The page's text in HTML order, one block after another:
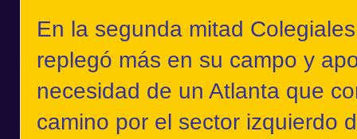
En la segunda mitad
replegó más en su campo y
necesidad de un Atlanta que
camino por el sector izquierdo